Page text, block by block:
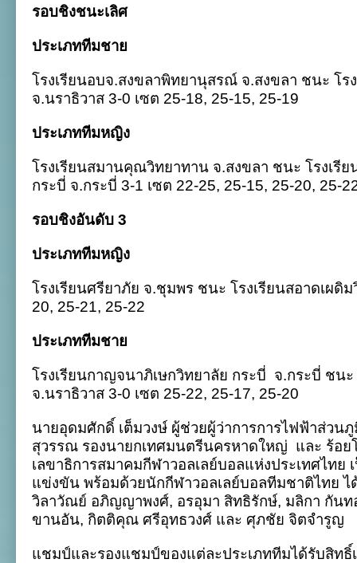
รอบชิงชนะเลิศ
ประเภททีมชาย
โรงเรียนอบจ.สงขลาพิทยานุสรณ์ จ.สงขลา ชนะ โร
จ.นราธิวาส 3-0 เซต 25-18, 25-15, 25-19
ประเภททีมหญิง
โรงเรียนสมานคุณวิทยาทาน จ.สงขลา ชนะ โรงเรี
กระบี่ จ.กระบี่ 3-1 เซต 22-25, 25-15, 25-20, 25-
รอบชิงอันดับ 3
ประเภททีมหญิง
โรงเรียนศรียาภัย จ.ชุมพร ชนะ โรงเรียนสอาดเผดิม
20, 25-21, 25-22
ประเภททีมชาย
โรงเรียนกาญจนาภิเษกวิทยาลัย กระบี่ จ.กระบี่ ชนะ
จ.นราธิวาส 3-0 เซต 25-22, 25-17, 25-20
นายอุดมศักดิ์ เต็มวงษ์ ผู้ช่วยผู้ว่าการการไฟฟ้าส่วน
สุวรรณ รองนายกเทศมนตรีนครหาดใหญ่ และ ร้อย
เลขาธิการสมาคมกีฬาวอลเลย์บอลแห่งประเทศไทย
แข่งขัน พร้อมด้วยนักกีฬาวอลเลย์บอลทีมชาติไทย
วิลาวัณย์ อภิญญาพงศ์, อรอุมา สิทธิรักษ์, มลิกา กันท
ขานอัน, กิตติคุณ ศรีอุทธวงศ์ และ ศุภชัย จิตจำรูญ
แชมป์และรองแชมป์ของแต่ละประเภททีมได้รับสิทธิ์